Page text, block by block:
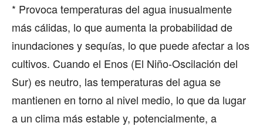
* Provoca temperaturas del agua inusualmente
más cálidas, lo que aumenta la probabilidad de
inundaciones y sequías, lo que puede afectar a los
cultivos. Cuando el Enos (El Niño-Oscilación del
Sur) es neutro, las temperaturas del agua se
mantienen en torno al nivel medio, lo que da lugar
a un clima más estable y, potencialmente, a